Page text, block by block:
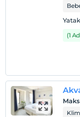
Evcil hayvan
Odalarda sigara
Her bir oda için 6
(1